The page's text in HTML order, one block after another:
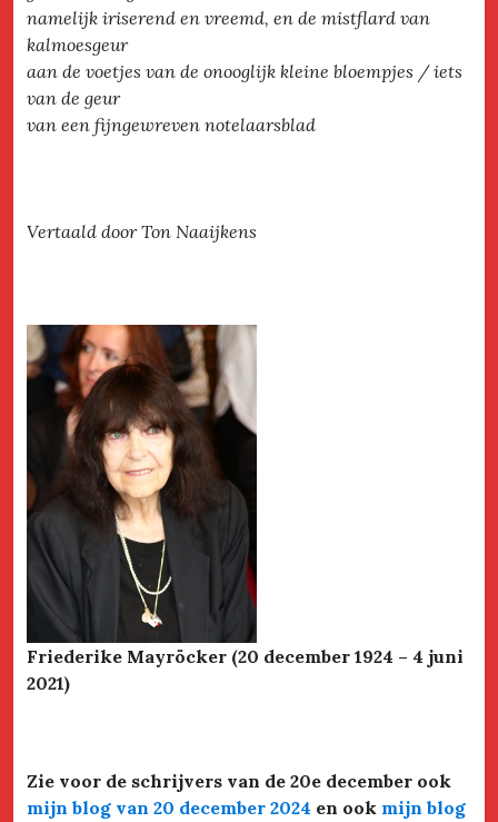
namelijk iriserend en vreemd, en de mistflard van
kalmoesgeur
aan de voetjes van de onooglijk kleine bloempjes / iets
van de geur
van een fijngewreven notelaarsblad
Vertaald door Ton Naaijkens
Friederike Mayröcker (20 december 1924 – 4 juni
2021)
Zie voor de schrijvers van de 20e december ook
mijn blog van 20 december 2024 en ook mijn blog